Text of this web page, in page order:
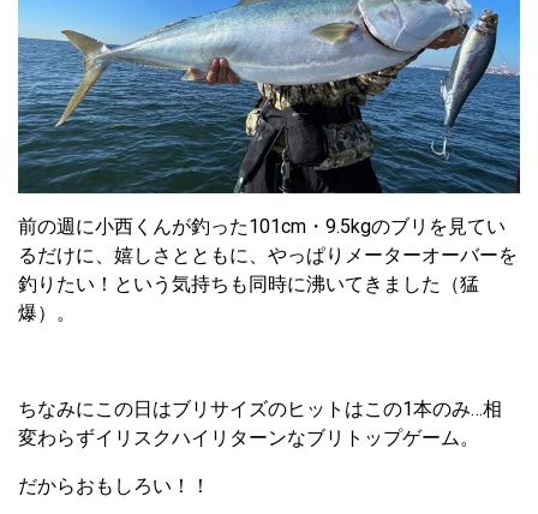
前の週に小西くんが釣った101cm・9.5kgのブリを見てい
るだけに、嬉しさとともに、やっぱりメーターオーバーを
釣りたい！という気持ちも同時に沸いてきました（猛
爆）。
ちなみにこの日はブリサイズのヒットはこの1本のみ…相
変わらずイリスクハイリターンなブリトップゲーム。
だからおもしろい！！